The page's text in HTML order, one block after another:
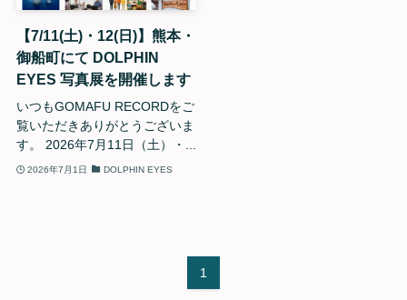
【7/11(土)・12(日)】熊本・
御船町にて DOLPHIN
EYES 写真展を開催します
いつもGOMAFU RECORDをご
覧いただきありがとうございま
す。 2026年7月11日（土）・...
2026年7月1日 DOLPHIN EYES
1